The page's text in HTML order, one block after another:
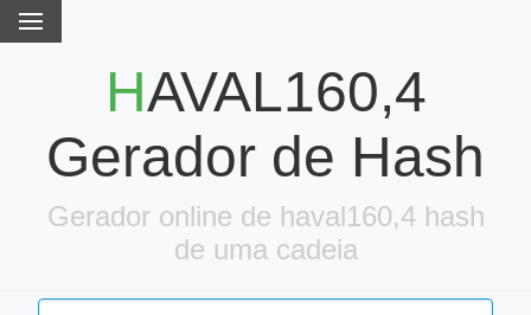
HAVAL160,4
Gerador de Hash
Gerador online de haval160,4 hash
de uma cadeia